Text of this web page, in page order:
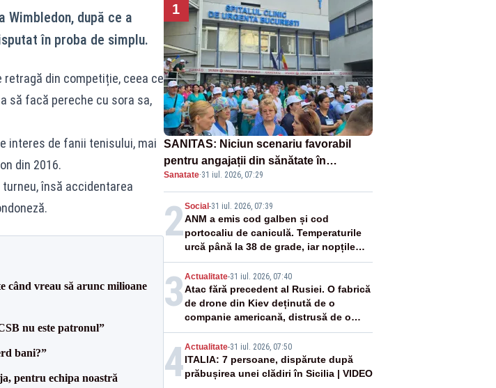
după ce a
în proba de simplu.
din competiție, ceea ce
să facă pereche cu sora sa,
interes de fanii tenisului, mai
din 2016.
însă accidentarea
când vreau să arunc milioane
nu este patronul”
bani?”
pentru echipa noastră
1
SANITAS: Niciun scenariu favorabil
pentru angajații din sănătate în
proiectul Legii salarizării
Sanatate·31 iul. 2026, 07:29
2Social -31 iul. 2026, 07:39
ANM a emis cod galben și cod
portocaliu de caniculă. Temperaturile
urcă până la 38 de grade, iar nopțile
devin tropicale
3 Actualitate-31 iul. 2026, 07:40
Atac fără precedent al Rusiei. O fabrică
de drone din Kiev deținută de o
companie americană, distrusă de o
rachetă rusească
4Actualitate-31 iul. 2026, 07:50
ITALIA: 7 persoane, dispărute după
prăbușirea unei clădiri în Sicilia | VIDEO